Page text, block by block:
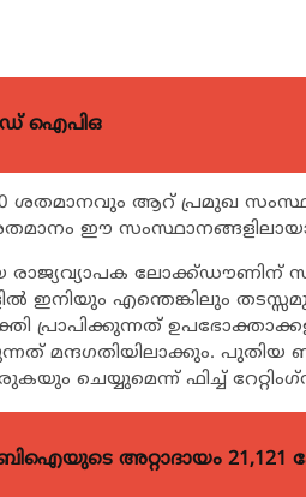
ഫുഡ് ഐപിഒ
ആറ് പ്രമുഖ
ഈ
ലോക്ക്ഡൗണിന്
ഇനിയും എന്തെങ്കിലും
പ്രാപിക്കുന്നത്
മന്ദഗതിയിലാക്കും.
ചെയ്യുമെന്ന് ഫിച്ച്
അറ്റാദായം 21,121